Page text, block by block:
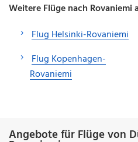
Weitere Flüge nach Rovaniemi
Flug Helsinki-Rovaniemi
Flug Kopenhagen-
Rovaniemi
Angebote für Flüge von